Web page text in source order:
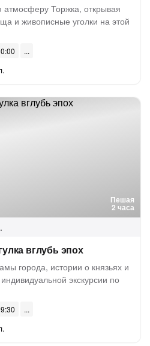
атмосферу Торжка, открывая
и живописные уголки на этой
Пешая
2 часа
вглубь эпох
города, истории о князьях и
экскурсии по